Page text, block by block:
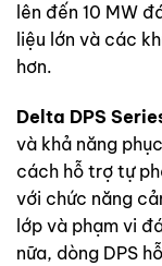
lên đến 10 MW
liệu lớn và các
hơn.
Delta DPS
và khả năng
cách hỗ trợ tự
với chức năng
lớp và phạm vi
nữa, dòng DPS